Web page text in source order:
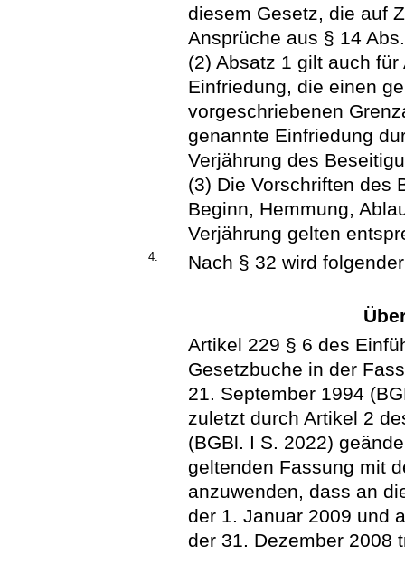
diesem Gesetz, die auf
Ansprüche aus § 14
(2) Absatz 1 gilt auch
Einfriedung, die einen
vorgeschriebenen
genannte Einfriedung
Verjährung des
(3) Die Vorschriften des
Beginn, Hemmung,
Verjährung gelten
4. Nach § 32 wird
Artikel 229 § 6 des
Gesetzbuche in der
21. September 1994
zuletzt durch Artikel 2
(BGBl. I S. 2022)
geltenden Fassung mit
anzuwenden, dass an
der 1. Januar 2009 und
der 31. Dezember 2008